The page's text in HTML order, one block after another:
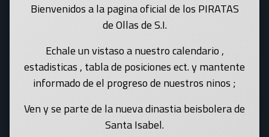
Bienvenidos a la pagina oficial de los PIRATAS
de Ollas de S.I.
Echale un vistaso a nuestro calendario ,
estadisticas , tabla de posiciones ect. y mantente
informado de el progreso de nuestros ninos ;
Ven y se parte de la nueva dinastia beisbolera de
Santa Isabel.